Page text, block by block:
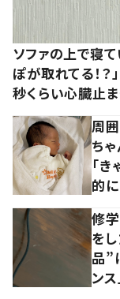
ソファの上で寝
ぽが取れてる！？
秒くらい心臓止ま
周
ち
「
的に
修
を
品”
ンス